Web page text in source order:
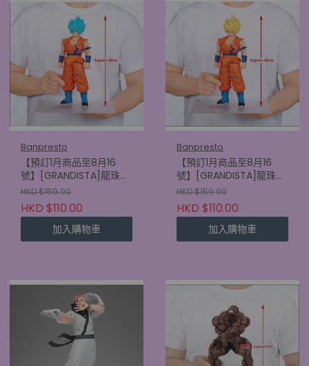
Banpresto
【預訂1月商品至8月16
號】[GRANDISTA]龍珠超
比魯斯 超級撒亞人神 超級
撒亞人孫悟空
(4580886900169)
HKD $159.90
HKD $110.00
加入購物車
Banpresto
【預訂1月商品至8月16
號】[GRANDISTA]龍珠超
比魯斯 超級撒亞人孫悟空
(4580886900152)
HKD $159.90
HKD $110.00
加入購物車